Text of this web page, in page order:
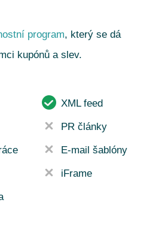
program, který se dá
kupónů a slev.
XML feed
PR články
E-mail šablóny
iFrame